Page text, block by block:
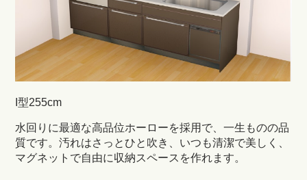
I型255cm
水回りに最適な高品位ホーローを採用で、一生ものの品
質です。汚れはさっとひと吹き、いつも清潔で美しく、
マグネットで自由に収納スペースを作れます。